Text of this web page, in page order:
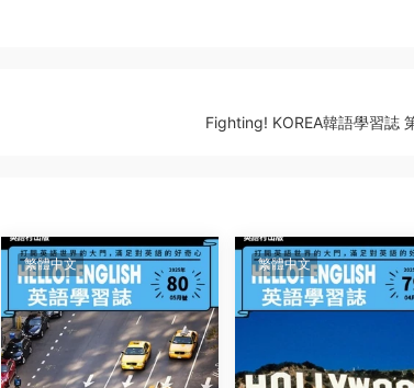
Fighting! KOREA韓語學習誌
繁體中文 繁體中文